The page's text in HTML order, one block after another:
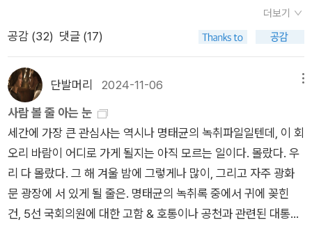
민주주의자를 구별하기 쉽지 않다. 그들은 넥타이에 정장을 입었
고, 입으로는 규칙을 준수한다. 하지만, 그들은 민주주의가 공격
당할 떄 전면에 나서지 않고, 오히려 민주주의가 무너질 때 중추
적인 역할을 담당한다. 충직한 민주주의자라... 이렇게 바꿔보자. ​​
충직한 민주주의자는 반드시 필요한 경우에 '반민주적인 극단주
의자를 고립시키거나 물리치기 위해 민주주의를 지지하는 경쟁
정당과 손을 잡는다'. (67쪽) ​​김상욱, 김예지, 안철수, 조경태(등)
은 반헌법적인 비상계엄과 내란 획책의 종식이 필요한 경우에 내
란 수괴 윤석열을 고립시키거나 물리치기 위해 민주주의를 지지
하는 경쟁 정당 민주당과 손을 잡는다. ​​어제 혹시나, 의 기대를 갖
고 있던 사람들은 또다시, 아니, 저, 뭐, 저런...을 되풀이하는 복장
되어, 신에게 안겨, 말씀인 신의 아이를 낳는 것. 즉, '세계'를 낳는
있다.' 그렇다. '성관계는 없다'란 '이 세계에는 마리아가 없다. 따
라서 예수가 출현하지 않는다'는 것 외에 다른 뜻은 없다. 한 사회
없다'라는 표현이 쓰이는 것이다.(210쪽) ​​ 신의 여자가 되어 세계
사사키는 글쓰기의 향락이라고 부른다. 종교가 세계를 지배하고,
는 한데, 여성이 자신의 향락을 극점으로, 최대한으로 만들 수 있
운 건 아픈 게 아니라 죽는 거라, 생각한다. 하지만, 아픔이 죽음
으로까지 가는 과정이 괴로운 일이고, 그게 바로 노화라고 했을
서가 아니고. 아니고! 이 책을 번역하신 배동근 님이 정희진쌤의
매거진에 출연하셨을 때 너무 인상적이어서 이 책을 찾아보게 된
거다. 어떤 글에서, 그 책을 '어떻게' 해서 읽게 됐는지 쓰는 건 초
보 리뷰어가 하는 일이라고 쓰였던데, 이렇게 나는 초보 리뷰어
다. ​​과학과 관련된 새로운 용어가 많이 나온다. 신기하고 재미있
다. 외워야 할 필요도 없고, 외울 생각도 없지만, 그래도 한 번 써
본다. ​전장유전체 연관성 분석genome-wide association stu
dy(GWAS): 어떤 사람의 성향에 대해서 유전적으로 판단하기 위
파했는데, 친구의 말이 대부분 맞다고 생각하지만, 그래도 싱글대
디로 12년을 주양육자로 살아간다는 건 엄청 힘든 일이라는 점을
자로 살아낸 뒤에 자기 일을 찾았다는 것. 그게 제일 부럽다. 대부
분의 사람이 그러지 못하고, 나도 그렇다. 그 시간이 헛된 시간이
라 생각하지 않지만, 아쉬움이 전혀 없다고 하면 그건 거짓말일
수도. ​<밀리의 서재> 구독이 끝나서 기억이 가물가물한데, 이런
문장들을 캡처해 두었더랜다. ​앎이라는 건 결국 내가 모르는 것들
이 얼마나 많은가, 를 확인하는 과정에서 이루어진다. 안다는 것
보다 중요한 건 알아 가는 과정일 테고. '목적 없이 걷는 것'은 쉬
운 일은 아니다. 목표를 정해두고 걸었을 때 동기부여도 쉽고 동
더보기
공감 (32) 댓글 (17)
단발머리 2024-11-06
사람 볼 줄 아는 눈
세간에 가장 큰 관심사는 역시나 명태균의 녹취파일일텐데, 이 회
오리 바람이 어디로 가게 될지는 아직 모르는 일이다. 몰랐다. 우
리 다 몰랐다. 그 해 겨울 밤에 그렇게나 많이, 그리고 자주 광화
문 광장에 서 있게 될 줄은. ​명태균의 녹취록 중에서 귀에 꽂힌
건, 5선 국회의원에 대한 고함 & 호통이나 공천과 관련된 대통령